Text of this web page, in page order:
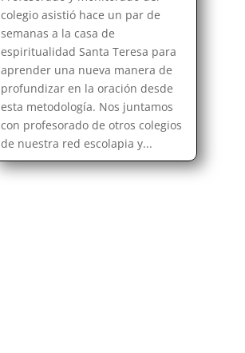
colegio asistió hace un par de
semanas a la casa de
espiritualidad Santa Teresa para
aprender una nueva manera de
profundizar en la oración desde
esta metodología. Nos juntamos
con profesorado de otros colegios
de nuestra red escolapia y...